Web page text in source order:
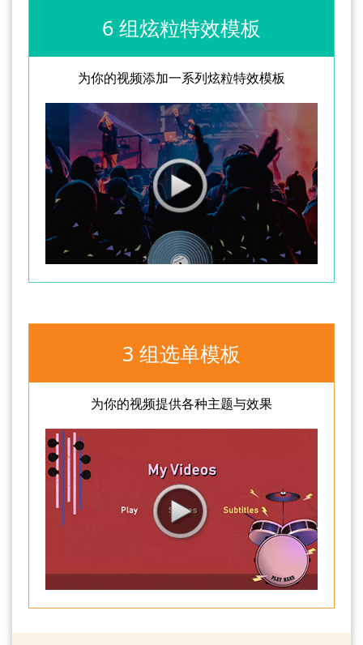
6 组炫粒特效模板
为你的视频添加一系列炫粒特效模板
3 组选单模板
为你的视频提供各种主题与效果